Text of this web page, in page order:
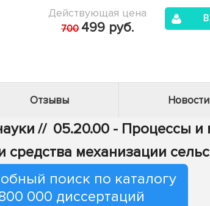
Действующая цена
700 499 руб.
Отзывы Новости
// 05.20.00 - Процессы
средства механизации
поиск по каталогу
000 диссертаций